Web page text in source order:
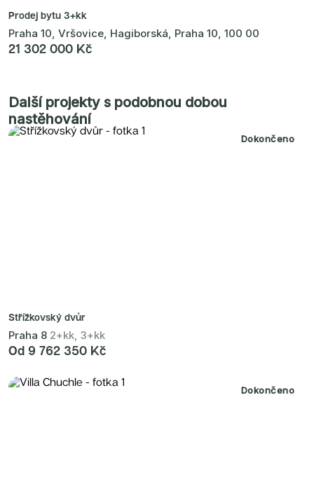
Prodej bytu 3+kk
Praha 10, Vršovice, Hagiborská, Praha 10, 100 00
21 302 000 Kč
Další projekty s podobnou dobou
nastěhování
Dokončeno
Střížkovský dvůr
Praha 8 2+kk, 3+kk
Od 9 762 350 Kč
Dokončeno